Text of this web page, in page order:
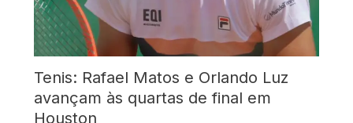
Tenis: Rafael Matos e Orlando Luz
avançam às quartas de final em
Houston